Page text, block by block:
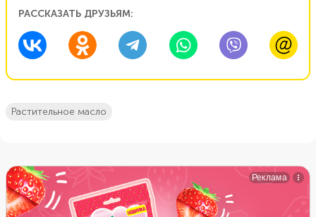
РАССКАЗАТЬ ДРУЗЬЯМ:
растительное масло